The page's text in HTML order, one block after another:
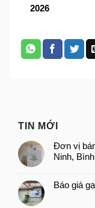
2026
TIN MỚI
Đơn vị
Ninh,
Báo giá